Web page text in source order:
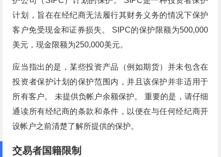
计划，旨在在经纪商无法履行其财务义务的情况下保护
客户免受现金和证券损失。 SIPC的保护限额为500,000
美元，现金限额为250,000美元。
应当指出的是，某些投资产品（例如期货）并未包含在
投资者保护计划的保护范围内，并且该保护并非适用于
所有客户。 未提供负帐户余额保护。 重要的是，请仔细
通读所有经纪商的条款和条件，以便在与任何经纪商开
设帐户之前清楚了解所提供的保护。
交易者国籍限制